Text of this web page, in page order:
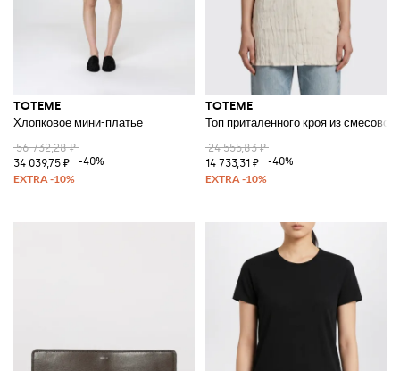
TOTEME
Хлопковое мини-платье
56 732,28 ₽
34 039,75 ₽
-40%
TOTEME
Топ приталенного кроя из
24 555,83 ₽
14 733,31 ₽
-40%